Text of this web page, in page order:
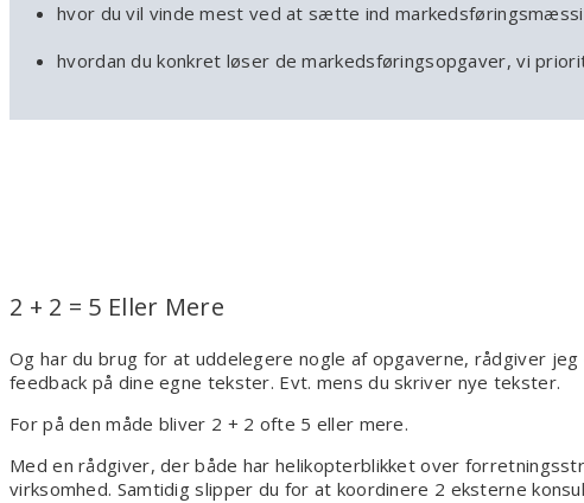
hvor du vil vinde mest ved at sætte ind
hvordan du konkret løser de markedsføringsopgaver, vi
2 + 2 = 5 Eller Mere
Og har du brug for at uddelegere nogle af opgaverne, rådgiver
feedback på dine egne tekster. Evt. mens du skriver nye tekster.
For på den måde bliver 2 + 2 ofte 5 eller mere.
Med en rådgiver, der både har helikopterblikket over
virksomhed. Samtidig slipper du for at koordinere 2 eksterne